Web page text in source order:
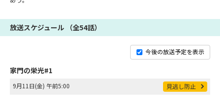
放送スケジュール （全54話）
今後の放送予定を表示
家門の栄光#1
9月11日(金) 午前5:00 見逃し防止